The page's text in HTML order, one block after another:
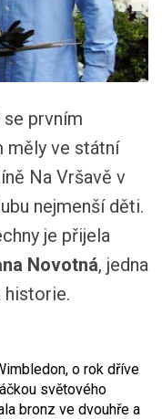
prvním
měly ve státní
Na Vršavě v
nejmenší děti.
je přijela
Novotná, jedna
historie.
o rok dříve
světového
bronz ve dvouhře a